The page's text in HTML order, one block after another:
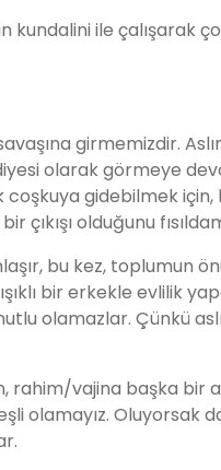
kundalini ile çalışarak
girmemizdir.
olarak görmeye
gidebilmek için,
olduğunu
bu kez, toplumun
bir erkekle evlilik
olamazlar. Çünkü
rahim/vajina başka bir
olamayız. Oluyorsak